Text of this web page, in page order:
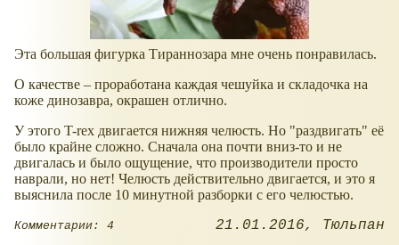
Эта большая фигурка Тираннозара мне очень понравилась.
О качестве – проработана каждая чешуйка и складочка на
коже динозавра, окрашен отлично.
У этого T-rex двигается нижняя челюсть. Но "раздвигать" её
было крайне сложно. Сначала она почти вниз-то и не
двигалась и было ощущение, что производители просто
наврали, но нет! Челюсть действительно двигается, и это я
выяснила после 10 минутной разборки с его челюстью.
Комментарии: 4 21.01.2016 Тюльпан